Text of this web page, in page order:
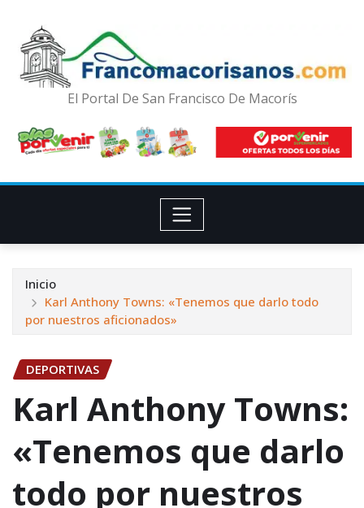
El Portal De San Francisco De Macorís
Inicio
Karl Anthony Towns: «Tenemos que darlo todo
por nuestros aficionados»
DEPORTIVAS
Karl Anthony Towns:
«Tenemos que darlo
todo por nuestros